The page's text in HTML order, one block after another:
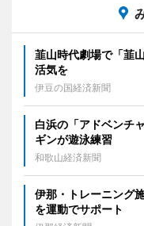
韮山時代劇場で「韮
活気を
伊豆の国経済新聞
白浜の「アドベンチ
ギンが遊泳練習
和歌山経済新聞
伊那・トレーニング
を運動でサポート